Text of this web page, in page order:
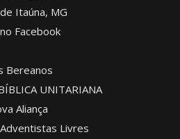
Itaúna, MG
Facebook
Bereanos
UNITARIANA
Aliança
Livres